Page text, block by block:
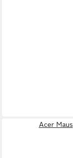
Acer Maus